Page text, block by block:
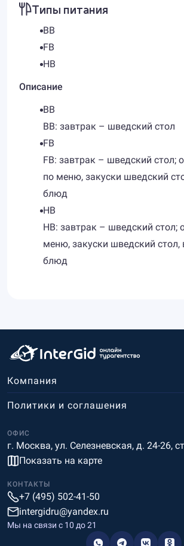
Типы питания
BB
FB
HB
Описание
BB
BB: завтрак – шведский стол
FB
FB: завтрак – шведский стол;
по меню, закуски шведский
блюд
HB
HB: завтрак – шведский стол;
меню, закуски шведский стол,
блюд
Компания
ОФИС
г. Москва, ул. Селезневская, д. 24-26,
Показать на карте
Политики и соглашения
КОНТАКТЫ
+7 (495) 502-41-50
intergidru@yandex.ru
Мы на связи c 10 до 21